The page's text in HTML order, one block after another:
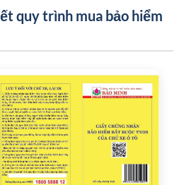
quy trình mua bảo hiểm